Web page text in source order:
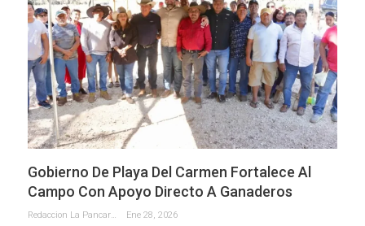
Gobierno De Playa Del Carmen Fortalece Al
Campo Con Apoyo Directo A Ganaderos
Redaccion La Pancarta De Quintana Roo Ene 28, 2026